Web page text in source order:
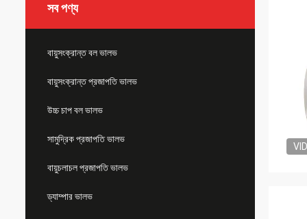
সব পণ্য
বায়ুসংক্রান্ত বল ভালভ
বায়ুসংক্রান্ত প্রজাপতি ভালভ
উচ্চ চাপ বল ভালভ
সামুদ্রিক প্রজাপতি ভালভ
বায়ুচলাচল প্রজাপতি ভালভ
ড্যাম্পার ভালভ